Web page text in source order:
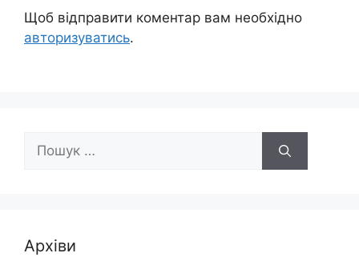
Щоб відправити коментар вам необхідно
авторизуватись.
Пошук:
Архіви